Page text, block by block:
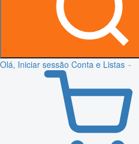
Olá, Iniciar sessão Conta e Listas